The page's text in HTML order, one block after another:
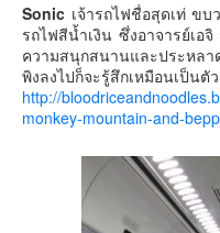
Sonic เจ้ารถไฟชื่อสุดเท่ ข
รถไฟสีน้ำเงิน ซึ่งอาจารย์เอ
ความสนุกสนานและประหลา
พิงลงไปก็จะรู้สึกเหมือนเป็น
http://
monkey-mountain-and-